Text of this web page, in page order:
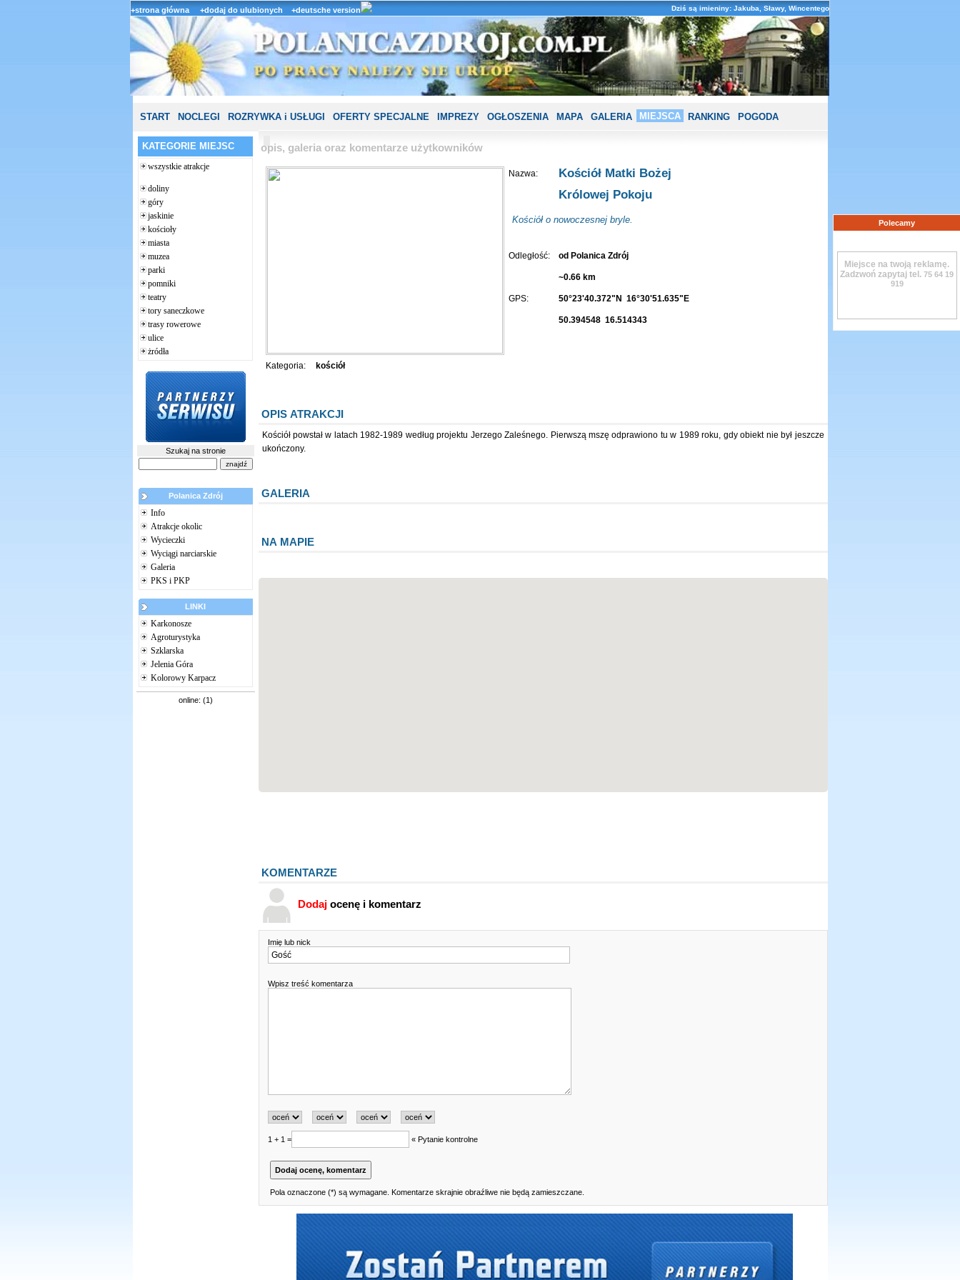
+strona główna +dodaj do ulubionych +deutsche version Dziś są imieniny: Jakuba, Sławy, Wincentego
START NOCLEGI ROZRYWKA i USŁUGI OFERTY SPECJALNE IMPREZY OGŁOSZENIA MAPA GALERIA MIEJSCA RANKING POGODA
KATEGORIE MIEJSC
wszystkie atrakcje
doliny
góry
jaskinie
kościoły
miasta
muzea
parki
pomniki
teatry
tory saneczkowe
trasy rowerowe
ulice
żródła
Szukaj na stronie
Polanica Zdrój
Info
Atrakcje okolic
Wycieczki
Wyciągi narciarskie
Galeria
PKS i PKP
LINKI
Karkonosze
Agroturystyka
Szklarska
Jelenia Góra
Kolorowy Karpacz
online: (1)
opis, galeria oraz komentarze użytkowników
Nazwa:
Kościół Matki Bożej
Królowej Pokoju
Kościół o nowoczesnej bryle.
Odległość: od Polanica Zdrój
~0.66 km
GPS: 50°23'40.372"N 16°30'51.635"E
50.394548 16.514343
Kategoria: kościół
OPIS ATRAKCJI
Kościół powstał w latach 1982-1989 według projektu Jerzego Zaleśnego. Pierwszą mszę odprawiono tu w 1989 roku, gdy obiekt nie był jeszcze
ukończony.
GALERIA
NA MAPIE
KOMENTARZE
Dodajocenę i komentarz
Imię lub nick
Wpisz treść komentarza
1 + 1 = « Pytanie kontrolne
Pola oznaczone (*) są wymagane. Komentarze skrajnie obraźliwe nie będą zamieszczane.
Polecamy
Miejsce na twoją reklamę.
Zadzwoń zapytaj tel. 75 64 19
919